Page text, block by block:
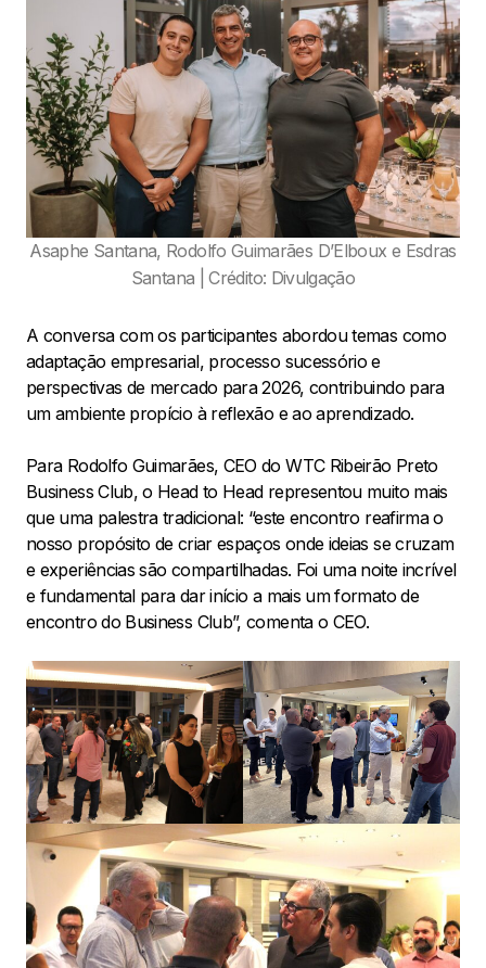
Asaphe Santana, Rodolfo Guimarães D’Elboux e Esdras
Santana | Crédito: Divulgação
A conversa com os participantes abordou temas como
adaptação empresarial, processo sucessório e
perspectivas de mercado para 2026, contribuindo para
um ambiente propício à reflexão e ao aprendizado.
Para Rodolfo Guimarães, CEO do WTC Ribeirão Preto
Business Club, o Head to Head representou muito mais
que uma palestra tradicional: “este encontro reafirma o
nosso propósito de criar espaços onde ideias se cruzam
e experiências são compartilhadas. Foi uma noite incrível
e fundamental para dar início a mais um formato de
encontro do Business Club”, comenta o CEO.